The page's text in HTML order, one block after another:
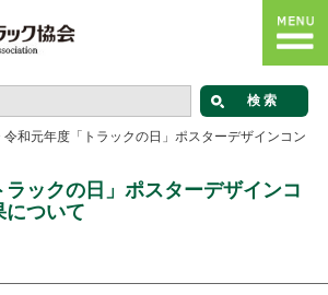
令和元年度「トラックの日」ポスターデザインコン
ックの日」ポスターデザインコ
について